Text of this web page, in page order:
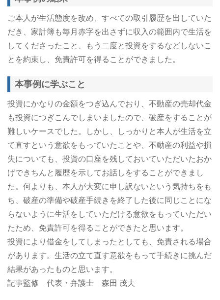
ご本人が生活態度を改め、すべての取引履歴を出していた
だき、家計簿も毎月赤字を出さずに収入の範囲内で生活を
してくださったこと、もう二度と投資をするなどしないこ
とを約束し、免責許可を得ることができました。
本事例に学ぶこと
投資にかなりの金額をつぎ込んでおり、不動産の売却代金
も投資につぎこんでしまいましたので、破産をすることが
難しいケースでした。しかし、しっかりと本人が生活を立
て直すという意欲をもっていたことや、不動産の利益や損
失についても、投資の口座を残しておいていただいたおか
げできちんと履歴を示してお話しをすることができまし
た。何よりも、本人が大変に申し訳ないという気持ちをも
ち、破産の準備や破産手続きを終了した後に同じことにな
らないように生活をしていただける意欲をもっていただい
たため、免責許可を得ることができたと思います。
投資により借金をしてしまったとしても、免責される場合
があります。生活の立て直す意欲をもって手続きに挑んだ
結果があったものと思います。
記事監修 代表・弁護士 森田 茂夫